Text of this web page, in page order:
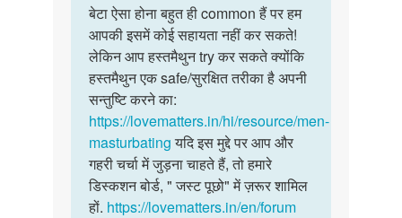
to
मुझे
सैक्स
करना
चाहता
हूं
कि…
by
शैलेन्द्र
कुमार
बेटा
ऐसा
होना
बहुत
ही
common…
बेटा ऐसा होना बहुत ही common हैं पर हम
आपकी इसमें कोई सहायता नहीं कर सकते!
लेकिन आप हस्तमैथुन try कर सकते क्योंकि
हस्तमैथुन एक safe/सुरक्षित तरीका है अपनी
सन्तुष्टि करने का:
https://lovematters.in/hi/resource/men-
masturbatingयदि इस मुद्दे पर आप और
गहरी चर्चा में जुड़ना चाहते हैं, तो हमारे
डिस्कशन बोर्ड, " जस्ट पूछो" में ज़रूर शामिल
हों. https://lovematters.in/en/forum